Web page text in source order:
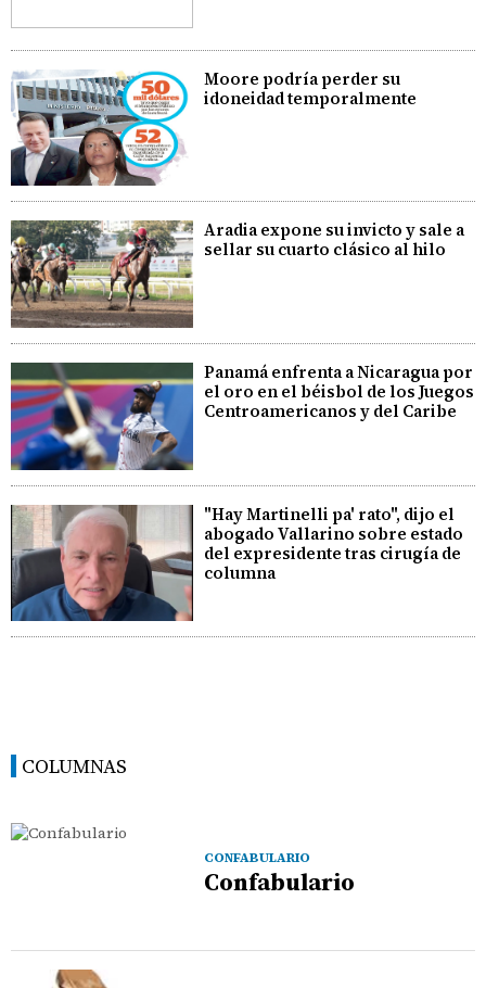
Moore podría perder su
idoneidad temporalmente
Aradia expone su invicto y sale a
sellar su cuarto clásico al hilo
Panamá enfrenta a Nicaragua por
el oro en el béisbol de los Juegos
Centroamericanos y del Caribe
"Hay Martinelli pa' rato", dijo el
abogado Vallarino sobre estado
del expresidente tras cirugía de
columna
COLUMNAS
CONFABULARIO
Confabulario